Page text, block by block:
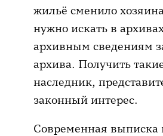
жильё сменило
нужно искать в
архивным сведениям
архива. Получить
наследник,
законный интерес.
Современная выписка